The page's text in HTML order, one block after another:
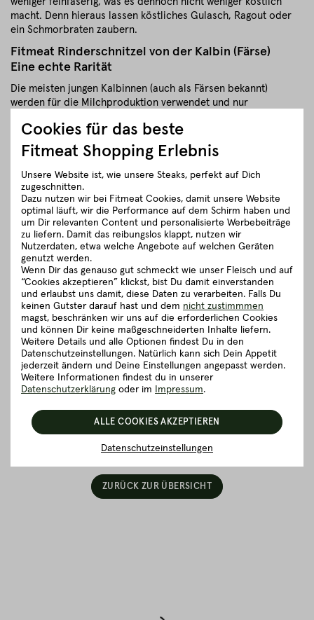
macht. Denn hieraus lassen köstliches Gulasch, Ragout oder
ein Schmorbraten zaubern.
Fitmeat Rinderschnitzel von der Kalbin (Färse)
Eine echte Rarität
Die meisten jungen Kalbinnen (auch als Färsen bekannt)
werden für die Milchproduktion verwendet und nur
veredelt. Dementsprechend ist das Fleisch der Kalbin unter
Feinschmeckern extrem begehrt. Denn Gourmets wissen: Je
feiner die Struktur aus Muskelfleisch und Fett, desto wertvoller
ist das Fleisch!
schließen
Zubereitungsempfehlung
Herkunft und Haltung
Details zum Artikel ”Rindsschnitzel”
Gut zu wissen
Verpackung und Lieferung
5 richtig gute Gründe für Fitmeat
ZURÜCK ZUR ÜBERSICHT
Cookies für das beste
Fitmeat Shopping Erlebnis
Unsere Website ist, wie unsere Steaks, perfekt auf Dich
zugeschnitten.
Dazu nutzen wir bei Fitmeat Cookies, damit unsere Website
optimal läuft, wir die Performance auf dem Schirm haben und
um Dir relevanten Content und personalisierte Werbebeiträge
zu liefern. Damit das reibungslos klappt, nutzen wir
Nutzerdaten, etwa welche Angebote auf welchen Geräten
genutzt werden.
Wenn Dir das genauso gut schmeckt wie unser Fleisch und auf
“Cookies akzeptieren” klickst, bist Du damit einverstanden
und erlaubst uns damit, diese Daten zu verarbeiten. Falls Du
keinen Gutster darauf hast und dem nicht zustimmmen
magst, beschränken wir uns auf die erforderlichen Cookies
und können Dir keine maßgeschneiderten Inhalte liefern.
Weitere Details und alle Optionen findest Du in den
Datenschutzeinstellungen. Natürlich kann sich Dein Appetit
jederzeit ändern und Deine Einstellungen angepasst werden.
Weitere Informationen findest du in unserer
Datenschutzerklärung oder im Impressum.
Datenschutzeinstellungen
ALLE COOKIES AKZEPTIEREN